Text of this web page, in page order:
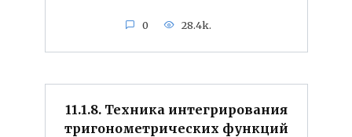
0 28.4k.
11.1.8. Техника интегрирования
тригонометрических функций